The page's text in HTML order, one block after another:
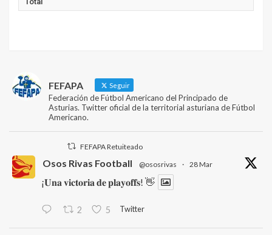
FEFAPA Seguir
Federación de Fútbol Americano del Principado de
Asturias. Twitter oficial de la territorial asturiana de Fútbol
Americano.
FEFAPA Retuiteado
Osos Rivas Football @ososrivas · 28 Mar
¡𝐔𝐧𝐚 𝐯𝐢𝐜𝐭𝐨𝐫𝐢𝐚 𝐝𝐞 𝐩𝐥𝐚𝐲𝐨𝐟𝐟𝐬! 👋
2 5 Twitter